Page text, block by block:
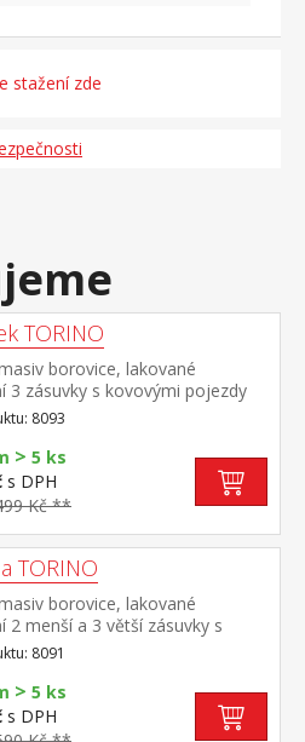
stažení zde
TORINO
borovice, lakované
3 zásuvky s kovovými pojezdy
8093
> 5 ks
s DPH
Kč **
TORINO
borovice, lakované
2 menší a 3 větší zásuvky s
8091
> 5 ks
s DPH